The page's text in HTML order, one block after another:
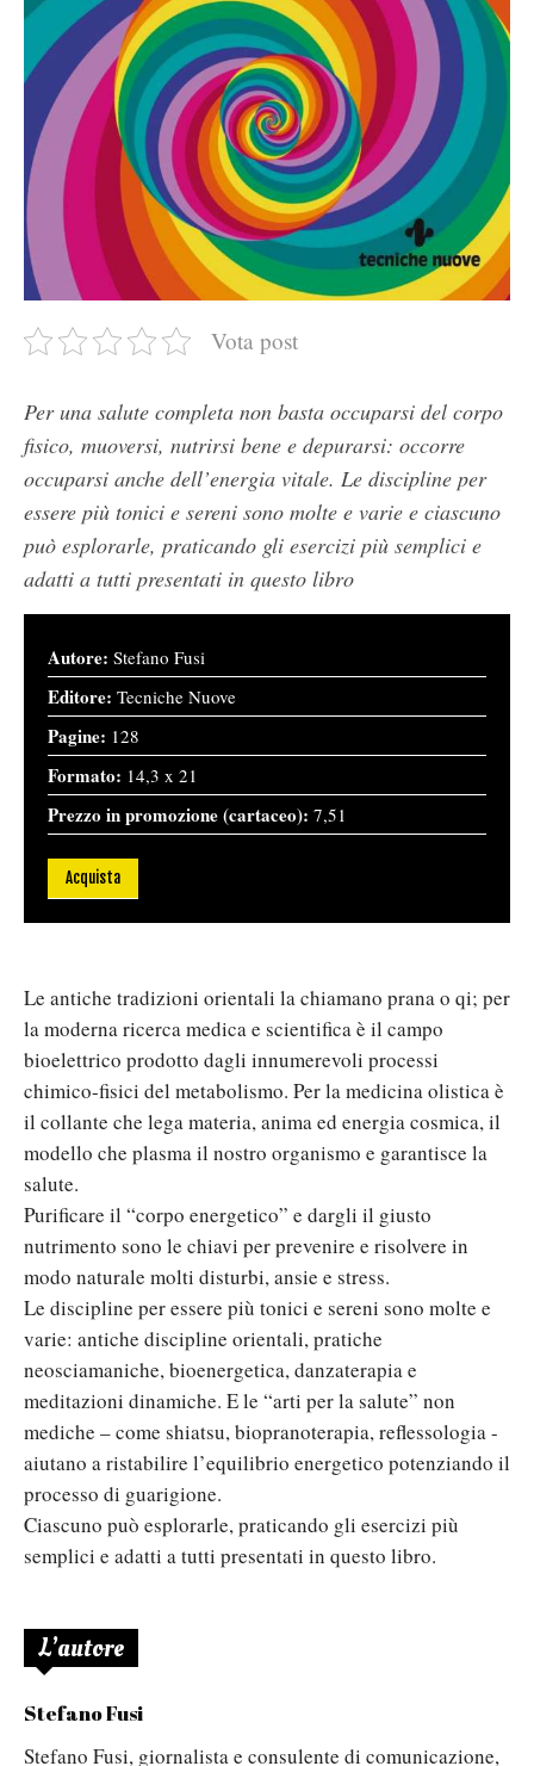
Vota post
Per una salute completa non basta occuparsi del corpo
fisico, muoversi, nutrirsi bene e depurarsi: occorre
occuparsi anche dell’energia vitale. Le discipline per
essere più tonici e sereni sono molte e varie e ciascuno
può esplorarle, praticando gli esercizi più semplici e
adatti a tutti presentati in questo libro
Autore: Stefano Fusi
Editore: Tecniche Nuove
Pagine: 128
Formato: 14,3 x 21
Prezzo in promozione (cartaceo): 7,51
Acquista
Le antiche tradizioni orientali la chiamano prana o qi; per
la moderna ricerca medica e scientifica è il campo
bioelettrico prodotto dagli innumerevoli processi
chimico-fisici del metabolismo. Per la medicina olistica è
il collante che lega materia, anima ed energia cosmica, il
modello che plasma il nostro organismo e garantisce la
salute.
Purificare il “corpo energetico” e dargli il giusto
nutrimento sono le chiavi per prevenire e risolvere in
modo naturale molti disturbi, ansie e stress.
Le discipline per essere più tonici e sereni sono molte e
varie: antiche discipline orientali, pratiche
neosciamaniche, bioenergetica, danzaterapia e
meditazioni dinamiche. E le “arti per la salute” non
mediche – come shiatsu, biopranoterapia, reflessologia -
aiutano a ristabilire l’equilibrio energetico potenziando il
processo di guarigione.
Ciascuno può esplorarle, praticando gli esercizi più
semplici e adatti a tutti presentati in questo libro.
L’autore
Stefano Fusi
Stefano Fusi, giornalista e consulente di comunicazione,